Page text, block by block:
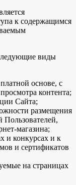
к содержащимся
виды
основе, с
контента;
Сайта;
размещения
магазина;
и конкурсах и к
и сертификатов
на страницах